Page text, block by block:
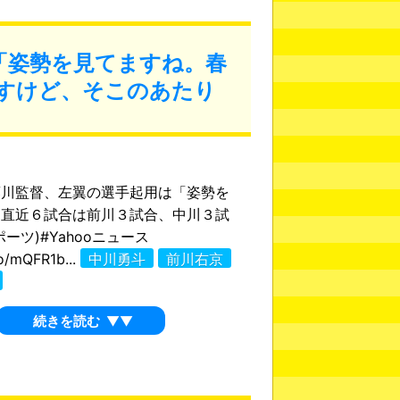
勢を見てますね。春
けど、そこのあたり
監督、左翼の選手起用は「姿勢を
近６試合は前川３試合、中川３試
ーツ)#Yahooニュース
中川勇斗 前川右京
続きを読む ▼▼